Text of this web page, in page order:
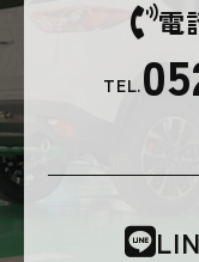
電
TEL.